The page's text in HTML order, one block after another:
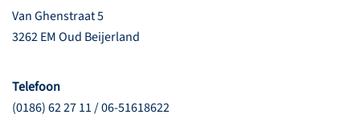
Van Ghenstraat 5
3262 EM Oud Beijerland
Telefoon
(0186) 62 27 11 / 06-51618622